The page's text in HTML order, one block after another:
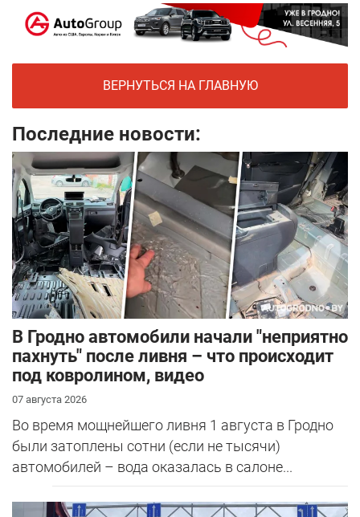
ВЕРНУТЬСЯ НА ГЛАВНУЮ
Последние новости:
В Гродно автомобили начали "неприятно
пахнуть" после ливня – что происходит
под ковролином, видео
07 августа 2026
Во время мощнейшего ливня 1 августа в Гродно
были затоплены сотни (если не тысячи)
автомобилей – вода оказалась в салоне...